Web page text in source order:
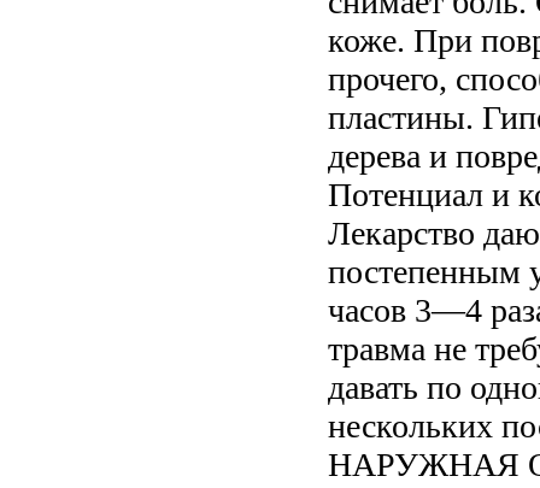
коже. При
прочего,
пластины.
дерева и
Потенциал и
Лекарство
постепенным
часов 3—4
травма не
давать по
нескольких
НАРУЖНАЯ